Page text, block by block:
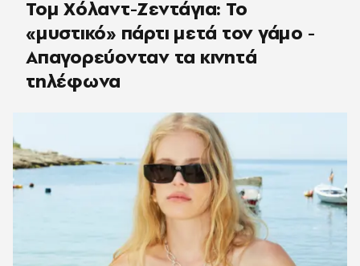
Τομ Χόλαντ-Ζεντάγια: Το
«μυστικό» πάρτι μετά τον γάμο -
Απαγορεύονταν τα κινητά
τηλέφωνα